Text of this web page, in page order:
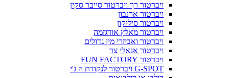
ויברטור רך ויברטור סייבר סקין
ויברטור ארנבון
ויברטור סיליקון
ויברטור מאלץ אורגזמה
ויברטור ואביזרי מין גדולים
ויברטור אנאלי צר
ויברטור FUN FACTORY
G-SPOT ויברטור לנקודת ה ג'י